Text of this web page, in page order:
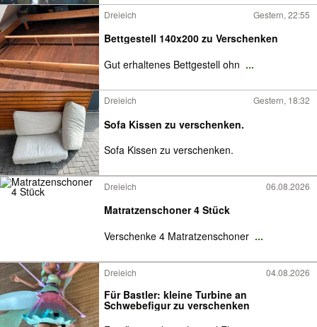
Dreieich Gestern, 22:55
Bettgestell 140x200 zu Verschenken
Gut erhaltenes Bettgestell ohn ...
Dreieich Gestern, 18:32
Sofa Kissen zu verschenken.
Sofa Kissen zu verschenken.
Dreieich 06.08.2026
Matratzenschoner 4 Stück
Verschenke 4 Matratzenschoner ...
Dreieich 04.08.2026
Für Bastler: kleine Turbine an
Schwebefigur zu verschenken